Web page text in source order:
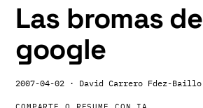
Las bromas de
google
2007-04-02 · David Carrero Fdez-Baillo